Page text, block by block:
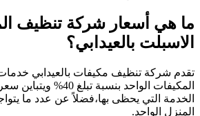
ما هي أسعار شركة تنظيف
الاسبلت بالعيدابي؟
تقدم شركة تنظيف مكيفات بالعيدابي
المكيفات الواحد بنسبة
الخدمة التي يحظى بها،فضلاً عن عدد ما
المنزل الواحد.